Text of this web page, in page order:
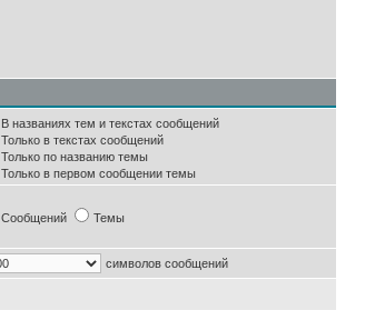
В названиях тем и текстах сообщений
Только в текстах сообщений
Только по названию темы
Только в первом сообщении темы
Сообщений Темы
символов сообщений